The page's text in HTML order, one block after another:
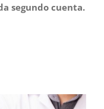
segundo cuenta.